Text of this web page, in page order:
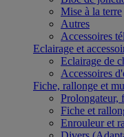
Mise à la terre
Autres
Accessoires
Eclairage et
Eclairage de
Accessoires
Fiche, rallonge et
Prolongateur,
Fiche et
Enrouleur et